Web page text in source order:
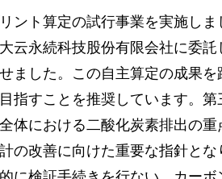
ント算定の試行事業を実施し
云永続科技股份有限会社に委
ました。この自主算定の成果
指すことを推奨しています。
体における二酸化炭素排出の
の改善に向けた重要な指針と